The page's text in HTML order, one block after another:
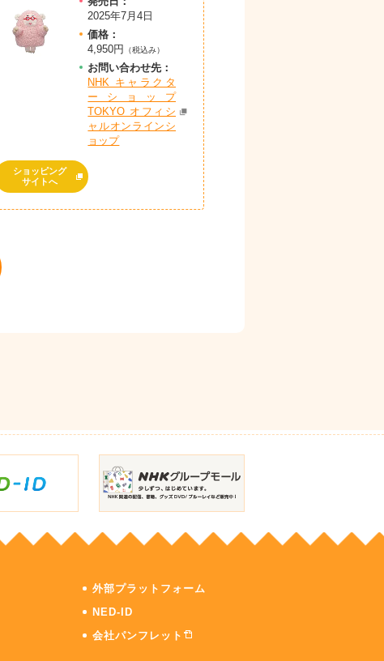
2025年7月4日
価格：
4,950円
（税込み）
お問い合わせ先：
NHK キャラクタ
ーショップ
TOKYO オフィシ
ャルオンラインシ
ョップ
ショッピング
サイトへ
外部プラットフォーム
NED-ID
会社パンフレット